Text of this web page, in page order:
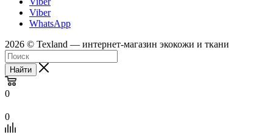
Viber
WhatsApp
2026 © Texland — интернет-магазин экокожи и ткани
Найти
0
0